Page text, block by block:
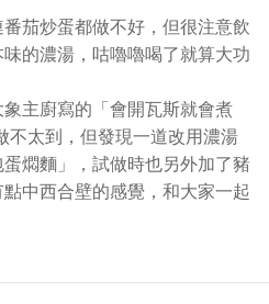
茄炒蛋都做不好，但很注意飲
的濃湯，咕嚕嚕喝了就算大功
主廚寫的「會開瓦斯就會煮
不太到，但發現一道改用濃湯
燜麵」，試做時也另外加了豬
中西合壁的感覺，和大家一起